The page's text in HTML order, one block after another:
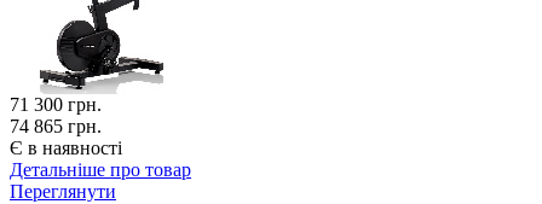
71 300 грн.
74 865 грн.
Є в наявності
Детальніше про товар
Переглянути